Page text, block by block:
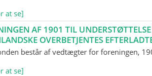
at se]
AF 1901 TIL
OVERBETJENTES
består af vedtægter for foreningen,
at se]